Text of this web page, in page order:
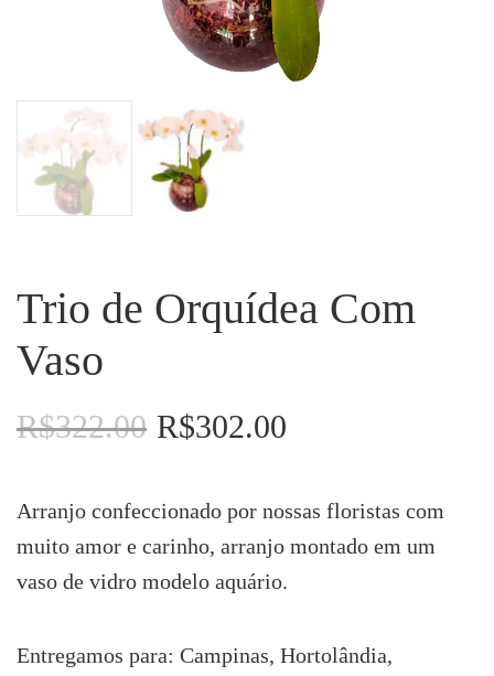
Trio de Orquídea Com
Vaso
R$322.00 O
era:
R$322.00.
R$302.00
é:
R$302.00.
Arranjo confeccionado por nossas floristas com
muito amor e carinho, arranjo montado em um
vaso de vidro modelo aquário.
Entregamos para: Campinas, Hortolândia,